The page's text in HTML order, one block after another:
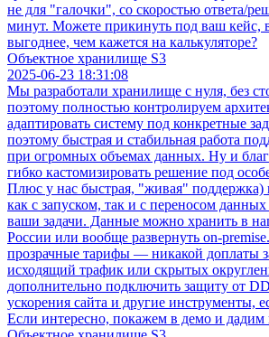
не для "галочки", со скоростью ответа/
минут. Можете прикинуть под ваш кейс,
выгоднее, чем кажется на калькуляторе?
Объектное хранилище S3
2025-06-23 18:31:08
Мы разработали хранилище с нуля, без
поэтому полностью контролируем
адаптировать систему под конкретные
поэтому быстрая и стабильная работа
при огромных объемах данных. Ну и
гибко кастомизировать решение под
Плюс у нас быстрая, "живая"
как с запуском, так и с переносом
ваши задачи. Данные можно хранить в
России или вообще развернуть on-
прозрачные тарифы — никакой доплаты
исходящий трафик или скрытых
дополнительно подключить защиту от
ускорения сайта и другие инструменты,
Если интересно, покажем в демо и дадим